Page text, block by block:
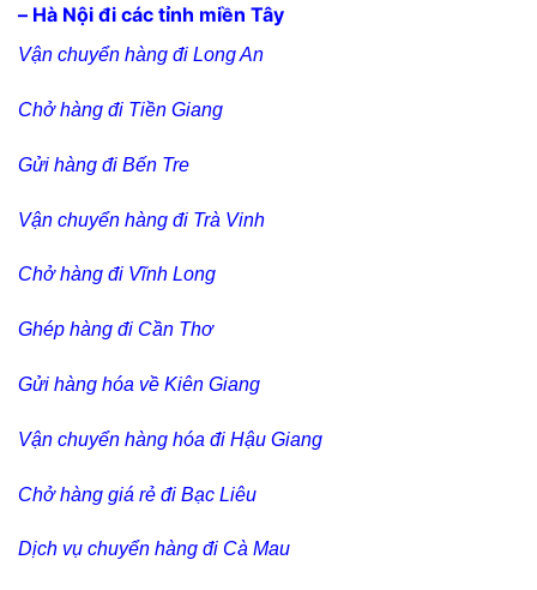
– Hà Nội đi các tỉnh miền Tây
Vận chuyển hàng đi Long An
Chở hàng đi Tiền Giang
Gửi hàng đi Bến Tre
Vận chuyển hàng đi Trà Vinh
Chở hàng đi Vĩnh Long
Ghép hàng đi Cần Thơ
Gửi hàng hóa về Kiên Giang
Vận chuyển hàng hóa đi Hậu Giang
Chở hàng giá rẻ đi Bạc Liêu
Dịch vụ chuyển hàng đi Cà Mau